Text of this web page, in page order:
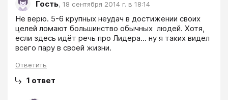
Гость, 18 сентября 2014 г. в 18:14
Не верю. 5-6 крупных неудач в достижении своих
целей ломают большинство обычных  людей. Хотя,
если здесь идёт речь про Лидера... ну я таких видел
всего пару в своей жизни.
Ответить
1 ответ